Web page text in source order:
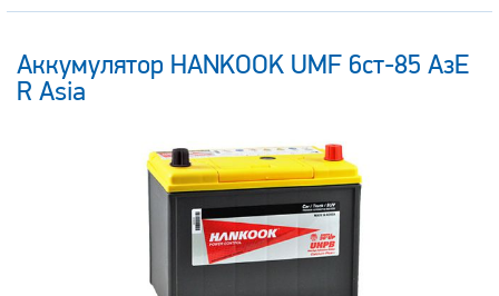
Аккумулятор HANKOOK UMF 6ст-85 АзЕ
R Asia